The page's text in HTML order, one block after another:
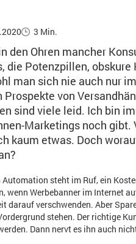
3 Min.
den Ohren mancher
Potenzpillen, obskure
man sich nie auch nur
von
sind viele leid. Ich bin
Marketings noch
kaum etwas. Doch
steht im Ruf, ein
wenn Werbebanner im Internet
darauf verschwenden. Aber
stehen. Der richtige
Dann nervt es ihn auch